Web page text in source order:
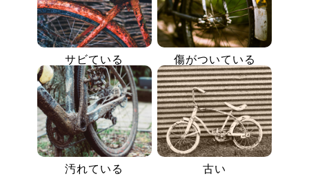
サビている 傷がついている
汚れている 古い